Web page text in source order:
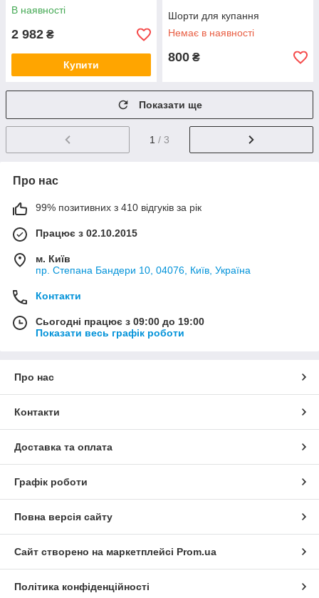
В наявності
2 982 ₴
Купити
Шорти для купання
Немає в наявності
800 ₴
Показати ще
1 / 3
Про нас
99% позитивних з 410 відгуків за рік
Працює з 02.10.2015
м. Київ
пр. Степана Бандери 10, 04076, Київ, Україна
Контакти
Сьогодні працює з 09:00 до 19:00
Показати весь графік роботи
Про нас
Контакти
Доставка та оплата
Графік роботи
Повна версія сайту
Сайт створено на маркетплейсі Prom.ua
Політика конфіденційності